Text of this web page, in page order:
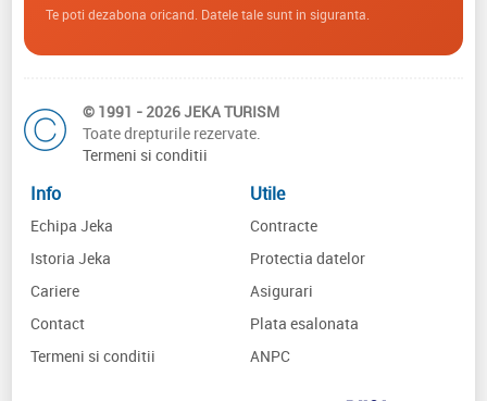
Te poti dezabona oricand. Datele tale sunt in siguranta.
© 1991 - 2026 JEKA TURISM
Toate drepturile rezervate.
Termeni si conditii
Info
Echipa Jeka
Istoria Jeka
Cariere
Contact
Termeni si conditii
Utile
Contracte
Protectia datelor
Asigurari
Plata esalonata
ANPC